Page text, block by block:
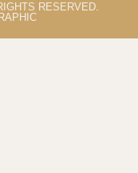
RESERVED.